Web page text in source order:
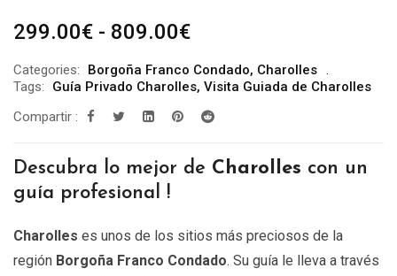
299.00€ - 809.00€Rango
precios:
desde
299.00€
hasta
809.00€
Categories: Borgoña Franco Condado, Charolles
Tags:
Guía Privado Charolles, Visita Guiada de Charolles
Compartir :
Descubra lo mejor de Charolles con un
guía profesional !
Charolles es unos de los sitios más preciosos de la
región Borgoña Franco Condado. Su guía le lleva a través